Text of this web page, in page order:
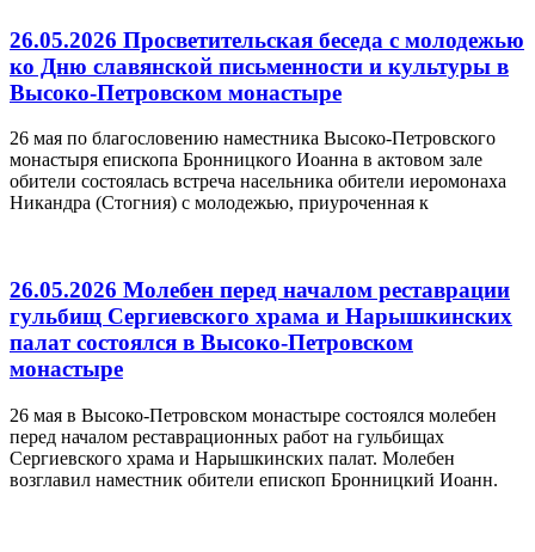
26.05.2026 Просветительская беседа с молодежью
ко Дню славянской письменности и культуры в
Высоко-Петровском монастыре
26 мая по благословению наместника Высоко-Петровского
монастыря епископа Бронницкого Иоанна в актовом зале
обители состоялась встреча насельника обители иеромонаха
Никандра (Стогния) с молодежью, приуроченная к
26.05.2026 Молебен перед началом реставрации
гульбищ Сергиевского храма и Нарышкинских
палат состоялся в Высоко-Петровском
монастыре
26 мая в Высоко-Петровском монастыре состоялся молебен
перед началом реставрационных работ на гульбищах
Сергиевского храма и Нарышкинских палат. Молебен
возглавил наместник обители епископ Бронницкий Иоанн.